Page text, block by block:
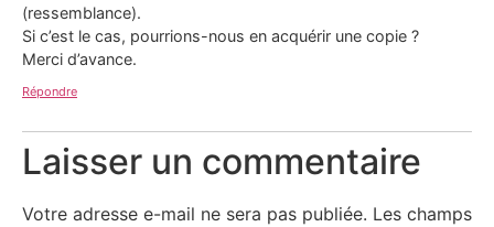
(ressemblance).
Si c’est le cas, pourrions-nous en acquérir une copie ?
Merci d’avance.
Répondre
Laisser un commentaire
Votre adresse e-mail ne sera pas publiée. Les champs